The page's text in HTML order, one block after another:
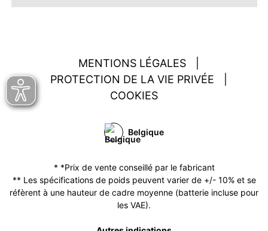
MENTIONS LÉGALES
PROTECTION DE LA VIE PRIVÉE
COOKIES
Belgique
* *Prix de vente conseillé par le fabricant
** Les spécifications de poids peuvent varier de +/- 10% et se
réfèrent à une hauteur de cadre moyenne (batterie incluse pour
les VAE).